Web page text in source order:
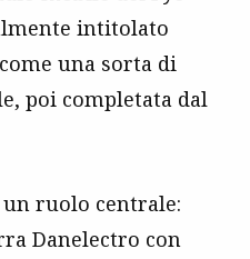
intitolato
una sorta di
poi completata dal
ruolo centrale:
Danelectro con